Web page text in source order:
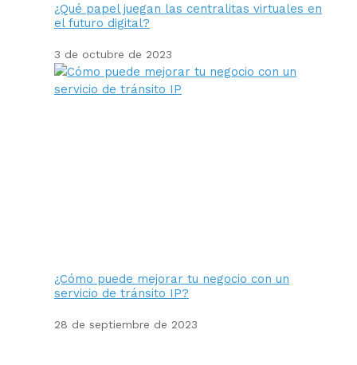
¿Qué papel juegan las centralitas virtuales en
el futuro digital?
3 de octubre de 2023
¿Cómo puede mejorar tu negocio con un
servicio de tránsito IP?
28 de septiembre de 2023